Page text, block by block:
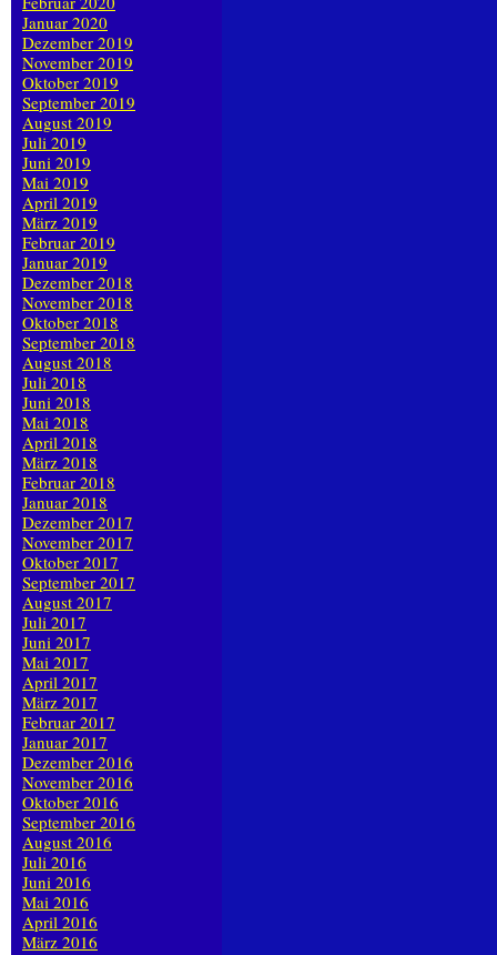
Januar 2020
Dezember 2019
November 2019
Oktober 2019
September 2019
August 2019
Juli 2019
Juni 2019
Mai 2019
April 2019
März 2019
Februar 2019
Januar 2019
Dezember 2018
November 2018
Oktober 2018
September 2018
August 2018
Juli 2018
Juni 2018
Mai 2018
April 2018
März 2018
Februar 2018
Januar 2018
Dezember 2017
November 2017
Oktober 2017
September 2017
August 2017
Juli 2017
Juni 2017
Mai 2017
April 2017
März 2017
Februar 2017
Januar 2017
Dezember 2016
November 2016
Oktober 2016
September 2016
August 2016
Juli 2016
Juni 2016
Mai 2016
April 2016
März 2016